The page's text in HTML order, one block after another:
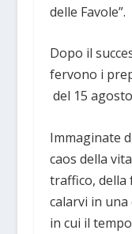
delle Favole”.
Dopo il
fervono i
del 15
Immaginate
caos della
traffico, della
calarvi in
in cui il